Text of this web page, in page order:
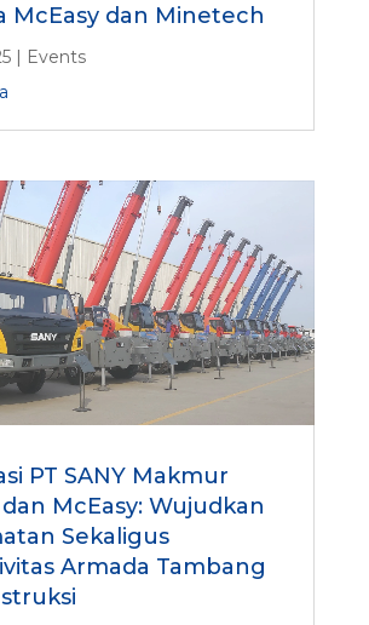
McEasy dan Minetech
| Events
PT SANY Makmur
McEasy: Wujudkan
Sekaligus
Armada Tambang